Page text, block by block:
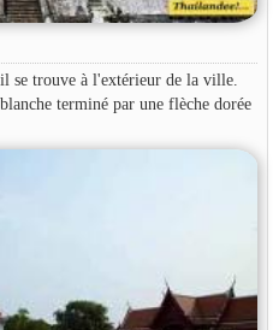
se trouve à l'extérieur de la ville.
terminé par une flèche dorée